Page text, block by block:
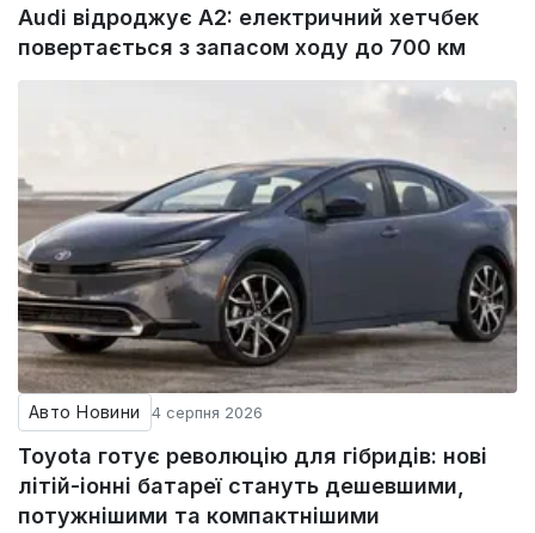
Audi відроджує A2: електричний хетчбек
повертається з запасом ходу до 700 км
Авто Новини 4 серпня 2026
Toyota готує революцію для гібридів: нові
літій-іонні батареї стануть дешевшими,
потужнішими та компактнішими